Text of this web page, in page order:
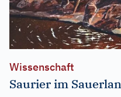
Wissenschaft
Saurier im